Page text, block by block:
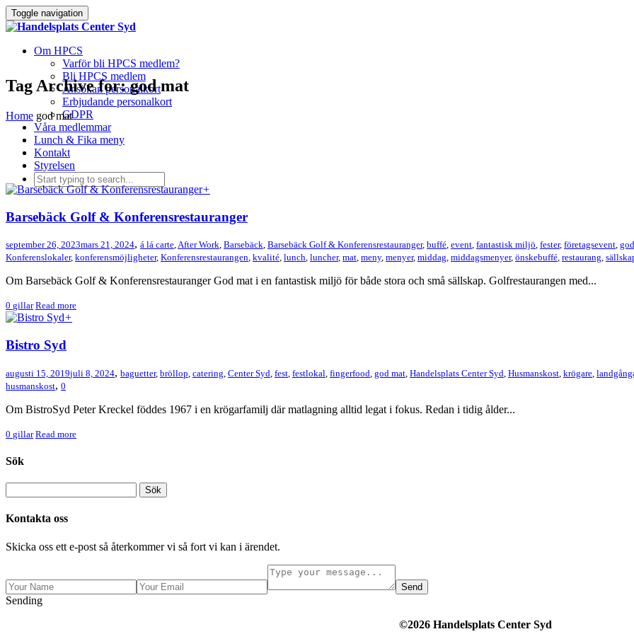
Toggle navigation
Om HPCS
Varför bli HPCS medlem?
Bli HPCS medlem
Ansökan personalkort
Erbjudande personalkort
GDPR
Våra medlemmar
Lunch & Fika meny
Kontakt
Styrelsen
Tag Archive for: god mat
Home god mat
+
Barsebäck Golf & Konferensrestauranger
september 26, 2023mars 21, 2024, á lá carte,After Work, Barsebäck, Barsebäck Golf & Konferensrestauranger, buffé, event, fantastisk miljö, fester, företagsevent,
Konferenslokaler, konferensmöjligheter, Konferensrestaurangen, kvalité, lunch, luncher, mat, meny, menyer, middag, middagsmenyer, önskebuffé, restaurang,
Om Barsebäck Golf & Konferensrestauranger God mat i en fantastisk miljö för både stora och små sällskap. Golfrestaurangen med...
0 gillar Read more
+
Bistro Syd
augusti 15, 2019juli 8, 2024, baguetter, bröllop catering Center Syd fest festlokal fingerfood god mat Handelsplats Center Syd Husmanskost krögare
husmanskost, 0
Om BistroSyd Peter Kreckel föddes 1967 i en krögarfamilj där matlagning alltid legat i fokus. Redan i tidig ålder...
0 gillar Read more
Sök
Kontakta oss
Skicka oss ett e-post så återkommer vi så fort vi kan i ärendet.
Send
Sending
©2026 Handelsplats Center Syd